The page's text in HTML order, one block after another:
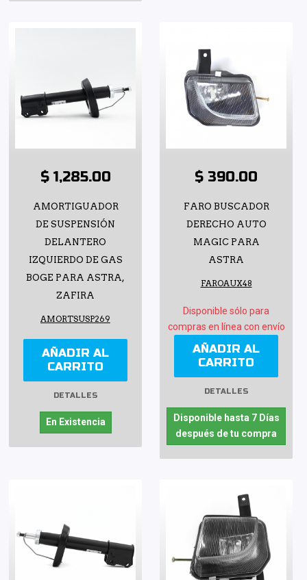
$ 1,285.00
AMORTIGUADOR
DE SUSPENSIÓN
DELANTERO
IZQUIERDO DE GAS
BOGE PARA ASTRA,
ZAFIRA
AMORTSUSP269
AÑADIR AL
CARRITO
DETALLES
En Existencia
$ 390.00
FARO BUSCADOR
DERECHO AUTO
MAGIC PARA
ASTRA
FAROAUX48
Disponible sólo para
compras en línea con envío
AÑADIR AL
CARRITO
DETALLES
Disponible hasta 7 Días
después de tu compra